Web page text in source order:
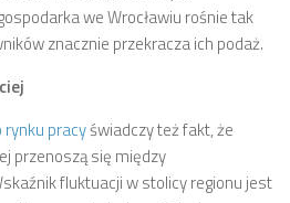
we Wrocławiu rośnie tak
znacznie przekracza ich podaż.
rynku pracyświadczy też fakt, że
przenoszą się między
fluktuacji w stolicy regionu jest